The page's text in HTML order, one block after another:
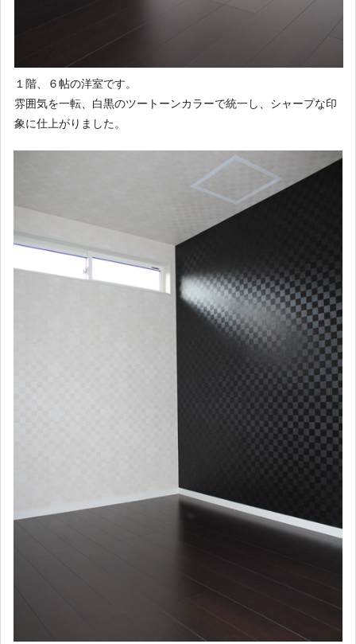
１階、６帖の洋室です。
雰囲気を一転、白黒のツートーンカラーで統一し、シャープな印
象に仕上がりました。